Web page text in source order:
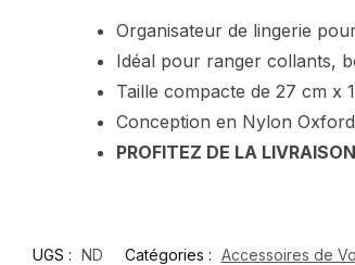
Organisateur de lingerie
Idéal pour ranger collants,
Taille compacte de 27 cm x
Conception en Nylon
PROFITEZ DE LA
UGS : ND Catégories : Accessoires de